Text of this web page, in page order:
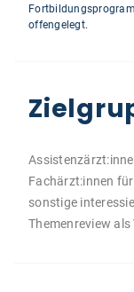
offengelegt.
Fachärzt:innen
sonstige
Themenreview